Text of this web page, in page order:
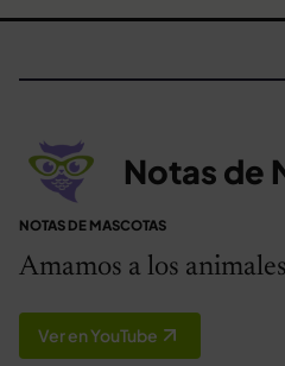
Notas de
NOTAS DE MASCOTAS
Amamos a los
Ver en YouTube